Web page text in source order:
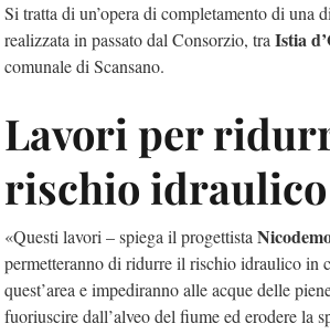
Si tratta di un’opera di completamento di una
realizzata in passato dal Consorzio, traIstia
comunale di Scansano.
Lavori per
rischio idraulico
«Questi lavori – spiega il progettista
permetteranno di ridurre il rischio idraulico in
quest’area e impediranno alle acque delle
fuoriuscire dall’alveo del fiume ed erodere la